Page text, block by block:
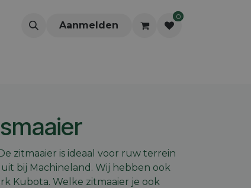
Aanmelden
0
zitmaaier is ideaal voor ruw terrein
bij Machineland. Wij hebben ook
Kubota. Welke zitmaaier je ook